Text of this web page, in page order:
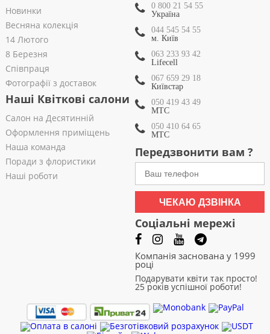
Новинки
Весняна колекція
14 Лютого
8 Березня
Співпраця
Фотографії з доставок
Наші Квіткові салони
Салон на Десятинній
Оформлення приміщень
Наша команда
Поради з флористики
Наші роботи
0 800 21 54 55
Україна
044 545 54 55
м. Київ
063 233 93 42
Lifecell
067 659 29 18
Київстар
050 419 43 49
МТС
050 410 64 65
МТС
Передзвонити вам ?
ЧЕКАЮ ДЗВІНКА
Соціальні мережі
Компанія заснована у 1999
році
Подарувати квіти так просто!
25 років успішної роботи!